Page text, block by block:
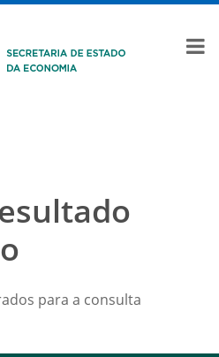
para a consulta